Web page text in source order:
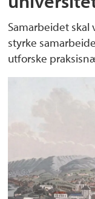
Samarbeidet
styrke
utforske